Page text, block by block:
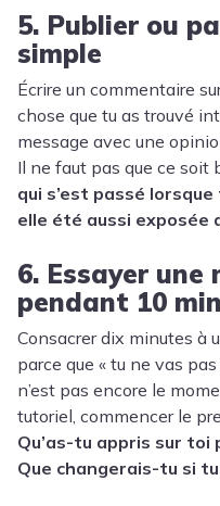
5. Publier ou
simple
Écrire un commentaire
chose que tu as trouvé
message avec une
Il ne faut pas que ce
qui s’est passé
elle été aussi exposée
6. Essayer
pendant 10
Consacrer dix minutes à
parce que « tu ne vas pas
n’est pas encore le
tutoriel, commencer le
Qu’as-tu appris sur toi
Que changerais-tu si